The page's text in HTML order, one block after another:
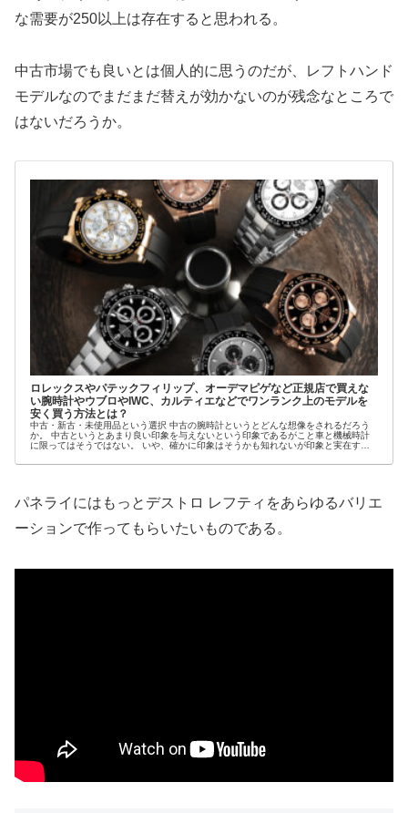
な需要が250以上は存在すると思われる。
中古市場でも良いとは個人的に思うのだが、レフトハンド
モデルなのでまだまだ替えが効かないのが残念なところで
はないだろうか。
ロレックスやパテックフィリップ、オーデマピゲなど正規店で買えな
い腕時計やウブロやIWC、カルティエなどでワンランク上のモデルを
安く買う方法とは？
中古・新古・未使用品という選択 中古の腕時計というとどんな想像をされるだろう
か。 中古というとあまり良い印象を与えないという印象であるがこと車と機械時計
に限ってはそうではない。 いや、確かに印象はそうかも知れないが印象と実在する
パネライにはもっとデストロ レフティをあらゆるバリエ
ーションで作ってもらいたいものである。